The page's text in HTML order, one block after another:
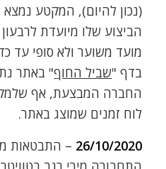
(נכון להיום), המקטע נמצא
מועד משוער ולא סופי עד
בדף "שביל החוף" באתר
החברה המבצעת, אף
לוח זמנים שמוצג באתר.
26/10/2020 – התבטאות